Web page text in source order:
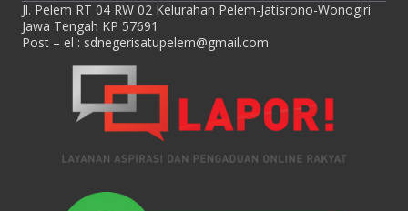
Jl. Pelem RT 04 RW 02 Kelurahan Pelem-Jatisrono-Wonogiri
Jawa Tengah KP 57691
Post – el : sdnegerisatupelem@gmail.com